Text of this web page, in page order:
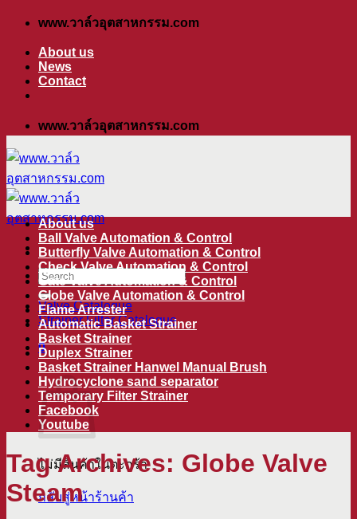
ข้าม
เนื้อหา
www.วาล์วอุตสาหกรรม.com
About us
News
Contact
www.วาล์วอุตสาหกรรม.com
ค้นหา:
Valve Catalogue
Strainer Filter Catalogue
0
ตะกร้าสินค้า
ไม่มีสินค้าในตะกร้า
กลับสู่หน้าร้านค้า
About us
Ball Valve Automation & Control
Butterfly Valve Automation & Control
Check Valve Automation & Control
Gate Valve Automation & Control
Globe Valve Automation & Control
Flame Arrester
Automatic Basket Strainer
Basket Strainer
Duplex Strainer
Basket Strainer Hanwel Manual Brush
Hydrocyclone sand separator
Temporary Filter Strainer
Facebook
Youtube
Tag Archives: Globe Valve
Steam